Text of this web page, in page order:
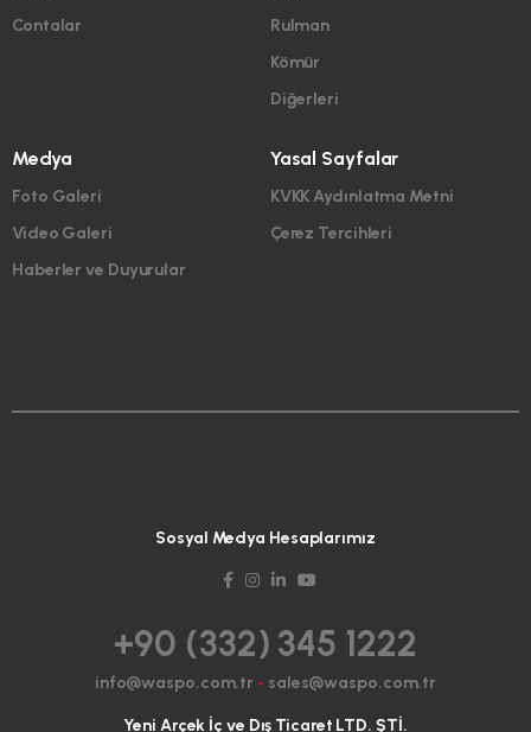
Contalar
Rulman
Kömür
Diğerleri
Medya
Foto Galeri
Video Galeri
Haberler ve Duyurular
Yasal Sayfalar
KVKK Aydınlatma Metni
Çerez Tercihleri
Sosyal Medya Hesaplarımız
+90 (332) 345 1222
info@waspo.com.tr - sales@waspo.com.tr
Yeni Arçek İç ve Dış Ticaret LTD. ŞTİ.